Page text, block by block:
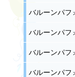
バルーンパフ
バルーンパフ
バルーンパフ
バルーンパフ